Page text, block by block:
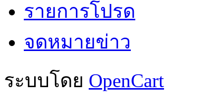
รายการโปรด
จดหมายข่าว
ระบบโดย OpenCart